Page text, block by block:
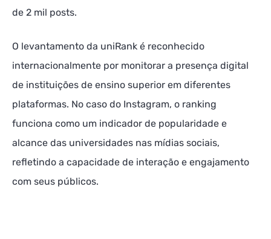
de 2 mil posts.
O levantamento da uniRank é reconhecido
internacionalmente por monitorar a presença digital
de instituições de ensino superior em diferentes
plataformas. No caso do Instagram, o ranking
funciona como um indicador de popularidade e
alcance das universidades nas mídias sociais,
refletindo a capacidade de interação e engajamento
com seus públicos.